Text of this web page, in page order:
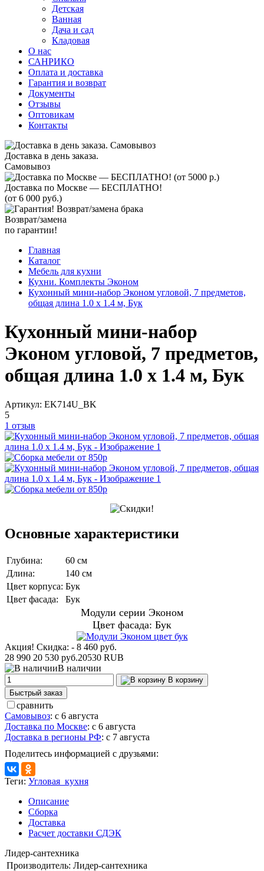
Детская
Ванная
Дача и сад
Кладовая
О нас
САНРИКО
Оплата и доставка
Гарантия и возврат
Документы
Отзывы
Оптовикам
Контакты
Доставка в день заказа.
Самовывоз
Доставка по Москве — БЕСПЛАТНО!
(от 6 000 руб.)
Возврат/замена
по гарантии!
Главная
Каталог
Мебель для кухни
Кухни. Комплекты Эконом
Кухонный мини-набор Эконом угловой, 7 предметов,
общая длина 1.0 х 1.4 м, Бук
Кухонный мини-набор
Эконом угловой, 7 предметов,
общая длина 1.0 х 1.4 м, Бук
Артикул: EK714U_BK
5
1 отзыв
Основные характеристики
Глубина:
60 см
Длина:
140 см
Цвет корпуса: Бук
Цвет фасада:
Бук
Модули серии Эконом
Цвет фасада: Бук
Акция! Скидка: - 8 460 руб.
28 990 20 530 руб.20530 RUB
В наличии
В корзину
Быстрый заказ
сравнить
Самовывоз: с 6 августа
Доставка по Москве: с 6 августа
Доставка в регионы РФ: с 7 августа
Поделитесь информацией с друзьями:
Теги: Угловая_кухня
Описание
Сборка
Доставка
Расчет доставки СДЭК
Лидер-сантехника
Производитель: Лидер-сантехника